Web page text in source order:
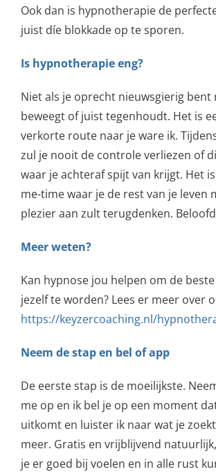
Ook dan is hypnotherapie de
juist díe blokkade op te sporen.
Is hypnotherapie eng?
Niet als je oprecht nieuwsgierig bent
beweegt of juist tegenhoudt. Het is
verkorte route naar je ware ik.
zul je nooit de controle verliezen of
waar je achteraf spijt van krijgt. Het
me-time waar je de rest van je leven
plezier aan zult terugdenken.
Meer weten?
Kan hypnose jou helpen om de
jezelf te worden? Lees er meer over
https://keyzercoaching.nl/
Neem de stap en bel of app
De eerste stap is de moeilijkste.
me op en ik bel je op een moment
uitkomt en luister ik naar wat je
meer. Gratis en vrijblijvend
je er goed bij voelen en in alle rust